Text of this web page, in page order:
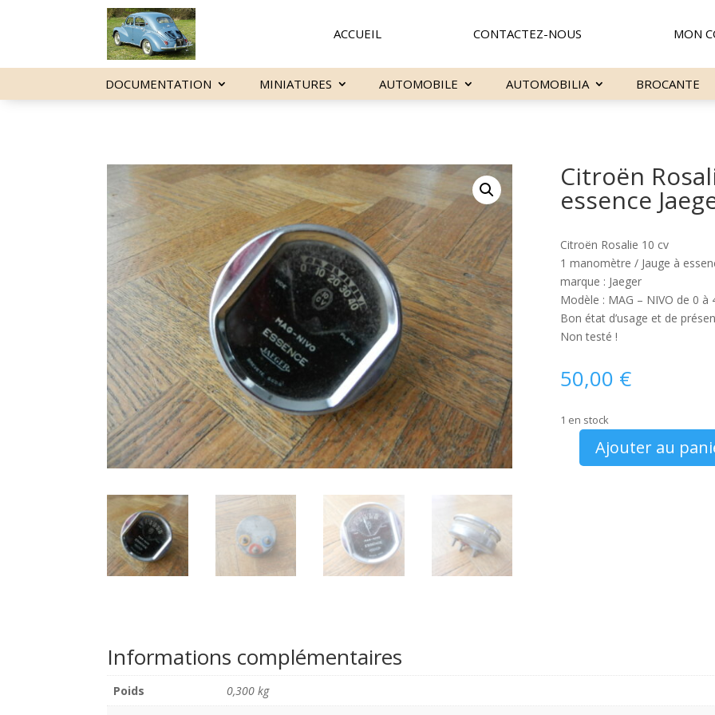
ACCUEIL CONTACTEZ-NOUS MON
DOCUMENTATION MINIATURES AUTOMOBILE AUTOMOBILIA BROCANTE
Citroën
essence
Citroën Rosalie 10 cv
1 manomètre / Jauge à
marque : Jaeger
Modèle : MAG – NIVO de 0 à
Bon état d’usage et de
Non testé !
50,00 €
1 en stock
quantitéAjouter au
Informations complémentaires
Poids
0,300 kg